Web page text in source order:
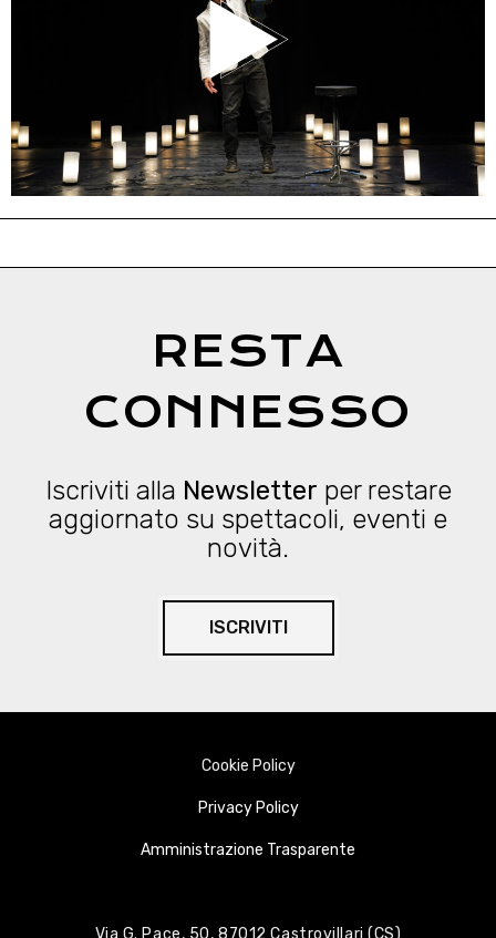
RESTA
CONNESSO
Iscriviti alla Newsletter per restare
aggiornato su spettacoli, eventi e
novità.
ISCRIVITI
Cookie Policy
Privacy Policy
Amministrazione Trasparente